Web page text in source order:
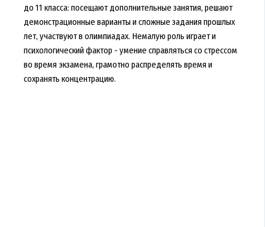
до 11 класса: посещают дополнительные занятия, решают
демонстрационные варианты и сложные задания прошлых
лет, участвуют в олимпиадах. Немалую роль играет и
психологический фактор - умение справляться со стрессом
во время экзамена, грамотно распределять время и
сохранять концентрацию.